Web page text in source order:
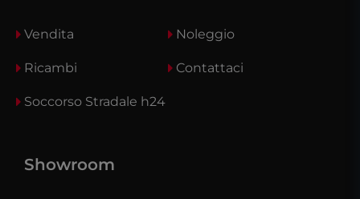
Vendita Noleggio
Ricambi Contattaci
Soccorso Stradale h24
Showroom